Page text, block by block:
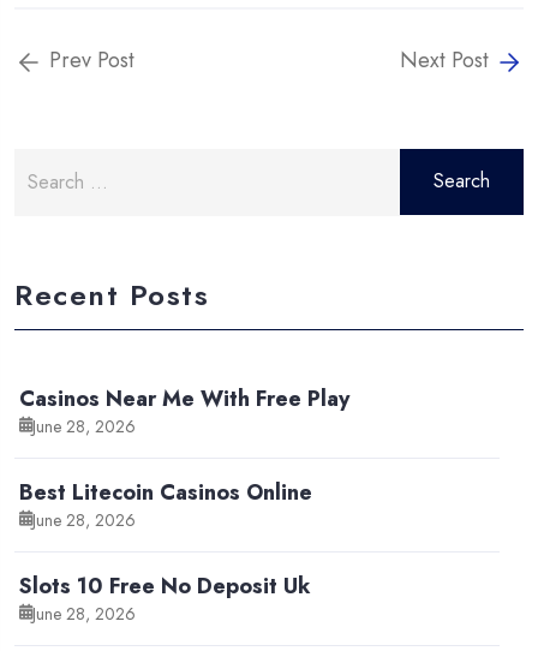
Prev Post Next Post
for:
Recent Posts
Casinos Near Me With Free Play
June 28, 2026
Best Litecoin Casinos Online
June 28, 2026
Slots 10 Free No Deposit Uk
June 28, 2026